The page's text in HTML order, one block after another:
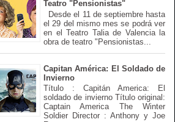
Teatro "Pensionistas"
Desde el 11 de septiembre hasta
el 29 del mismo mes se podrá ver
en el Teatro Talia de Valencia la
obra de teatro "Pensionistas...
Capitan América: El Soldado de
Invierno
Título : Capitán America: El
soldado de invierno Título original:
Captain America The Winter
Soldier Director : Anthony y Joe